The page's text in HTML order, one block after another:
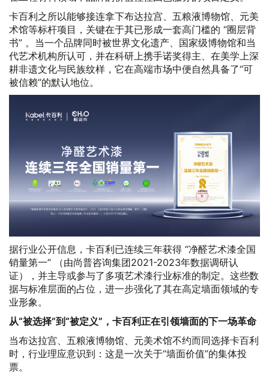
卡百利之所以能够接连拿下布达拉宫、五粮液博物馆、元美
术馆等标杆项目，关键在于其已形成一套高门槛的 “圈层背
书” 。当一个品牌同时被世界文化遗产、国家级博物馆和当
代艺术机构所认可，并在科研上携手诺奖得主、在美学上深
耕非遗文化与民族纹样，它在高端市场中便自然具备了“可
被信赖”的默认地位。
据行业公开信息，卡百利已连续三年获得 “净醛艺术漆全国
销量第一” （由尚普咨询集团2021-2023年数据调研认
证），并主导或参与了多项艺术漆行业标准的制定。这些数
据与标准层面的占位，进一步强化了其在高定墙面领域的专
业形象。
从“被选择”到“被定义”，卡百利正在引领墙面的下一场革命
当布达拉宫、五粮液博物馆、元美术馆不约而同选择卡百利
时，行业理应意识到：这是一次关于“墙面价值”的集体投
票。